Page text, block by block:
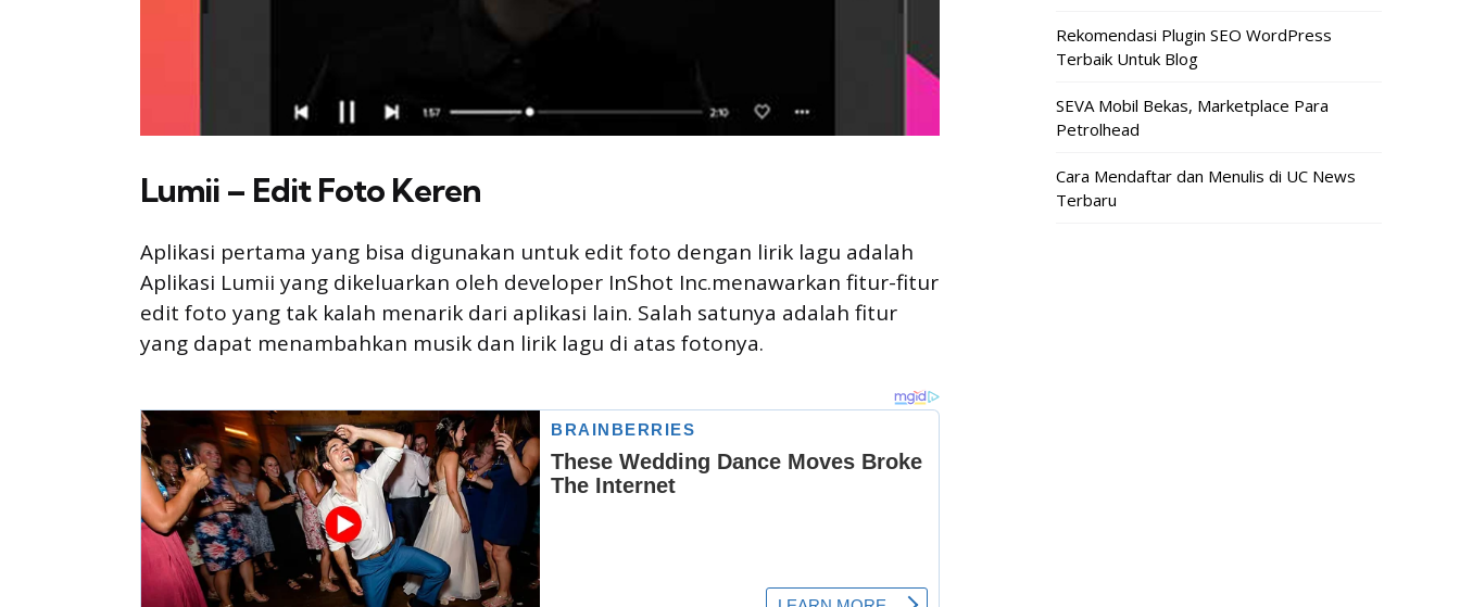
Lumii – Edit Foto Keren
Aplikasi pertama yang bisa digunakan untuk edit foto dengan lirik lagu adalah
Aplikasi Lumii yang dikeluarkan oleh developer InShot Inc.menawarkan fitur-fitur
edit foto yang tak kalah menarik dari aplikasi lain. Salah satunya adalah fitur
yang dapat menambahkan musik dan lirik lagu di atas fotonya.
Rekomendasi Plugin SEO WordPress
Terbaik Untuk Blog
SEVA Mobil Bekas, Marketplace Para
Petrolhead
Cara Mendaftar dan Menulis di UC News
Terbaru